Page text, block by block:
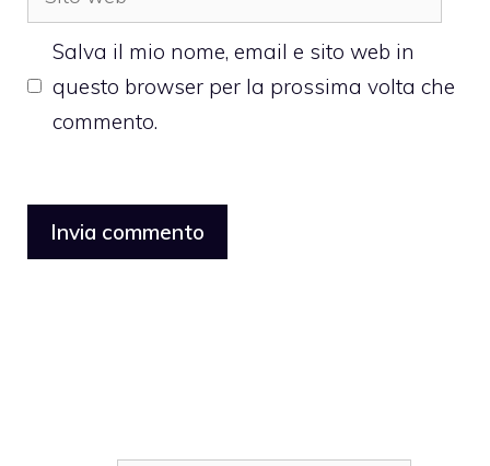
web
Salva il mio nome, email e sito web in
questo browser per la prossima volta che
commento.